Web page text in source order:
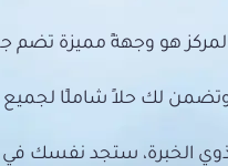
هو وجهةً مميزة تضم
لك حلاً شاملًا
الخبرة، ستجد نفسك في